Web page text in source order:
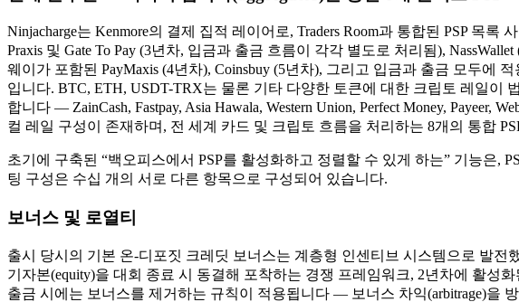
Ninjacharge는 Kenmore의 결제 집적 레이어로, Traders Room과 통합된 PSP 목
Praxis 및 Gate To Pay (3년차, 입금과 출금 흐름이 각각 별도로 처리됨),
웨이가 포함된 PayMaxis (4년차), Coinsbuy (5년차), 그리고 입금과 출금 모두에
입니다. BTC, ETH, USDT-TRX는 물론 기타 다양한 토큰에 대한 크립토 레일
합니다 — ZainCash, Fastpay, Asia Hawala, Western Union, Perfect Money,
컬 레일 구성이 존재하며, 전 세계 카드 및 크립토 흐름을 처리하는 8개의 통합
초기에 구축된 “백오피스에서 PSP를 활성화하고 정렬할 수 있게 하는” 기능은,
팅 구성은 수십 개의 서로 다른 항목으로 구성되어 있습니다.
보너스 및 로열티
출시 당시의 기본 온-디포짓 크레딧 보너스는 계층형 인센티브 시스템으로 발
기자본(equity)을 대회 종료 시 동결해 포착하는 경쟁 프레임워크, 2년차에 활성
출금 시에는 보너스를 제거하는 규칙이 적용됩니다 — 보너스 차익(arbitrage)을